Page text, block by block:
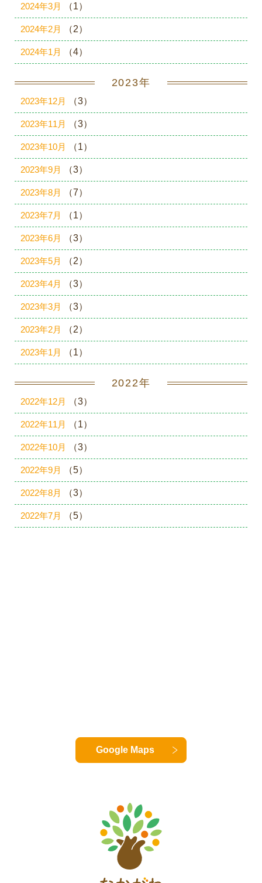
2024年3月 （1）
2024年2月 （2）
2024年1月 （4）
2023年
2023年12月 （3）
2023年11月 （3）
2023年10月 （1）
2023年9月 （3）
2023年8月 （7）
2023年7月 （1）
2023年6月 （3）
2023年5月 （2）
2023年4月 （3）
2023年3月 （3）
2023年2月 （2）
2023年1月 （1）
2022年
2022年12月 （3）
2022年11月 （1）
2022年10月 （3）
2022年9月 （5）
2022年8月 （3）
2022年7月 （5）
Google Maps